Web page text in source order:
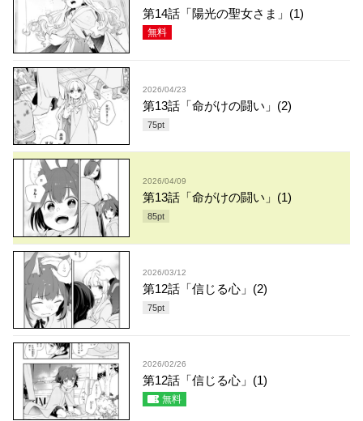
第14話「陽光の聖女さま」(1)
無料
2026/04/23
第13話「命がけの闘い」(2)
75pt
2026/04/09
第13話「命がけの闘い」(1)
85pt
2026/03/12
第12話「信じる心」(2)
75pt
2026/02/26
第12話「信じる心」(1)
無料